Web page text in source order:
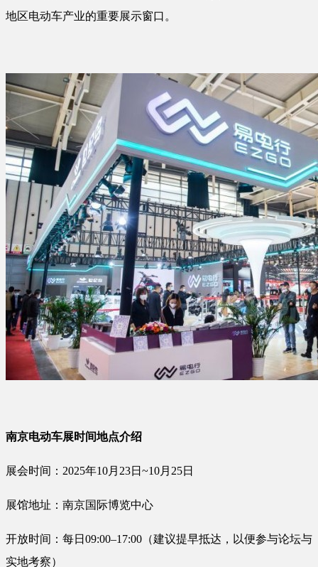
地区电动车产业的重要展示窗口。
南京电动车展时间地点介绍
展会时间：2025年10月23日~10月25日
展馆地址：南京国际博览中心
开放时间：每日09:00–17:00（建议提早抵达，以便参与论坛与
实地考察）